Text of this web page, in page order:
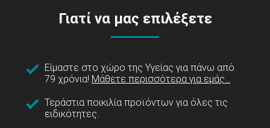
Γιατί να μας επιλέξετε
Είμαστε στο χώρο της Υγείας για πάνω από
79 χρόνια! Μάθετε περισσότερα για εμάς...
Τεράστια ποικιλία προϊόντων για όλες τις
ειδικότητες.